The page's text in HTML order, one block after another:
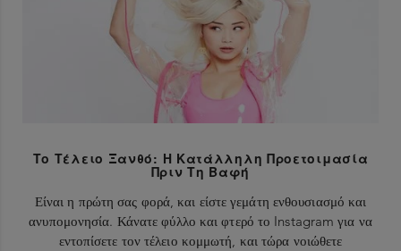
Το Τέλειο Ξανθό: Η Κατάλληλη Προετοιμασία
Πριν Τη Βαφή
Είναι η πρώτη σας φορά, και είστε γεμάτη ενθουσιασμό και
ανυπομονησία. Κάνατε φύλλο και φτερό το Instagram για να
εντοπίσετε τον τέλειο κομμωτή, και τώρα νοιώθετε